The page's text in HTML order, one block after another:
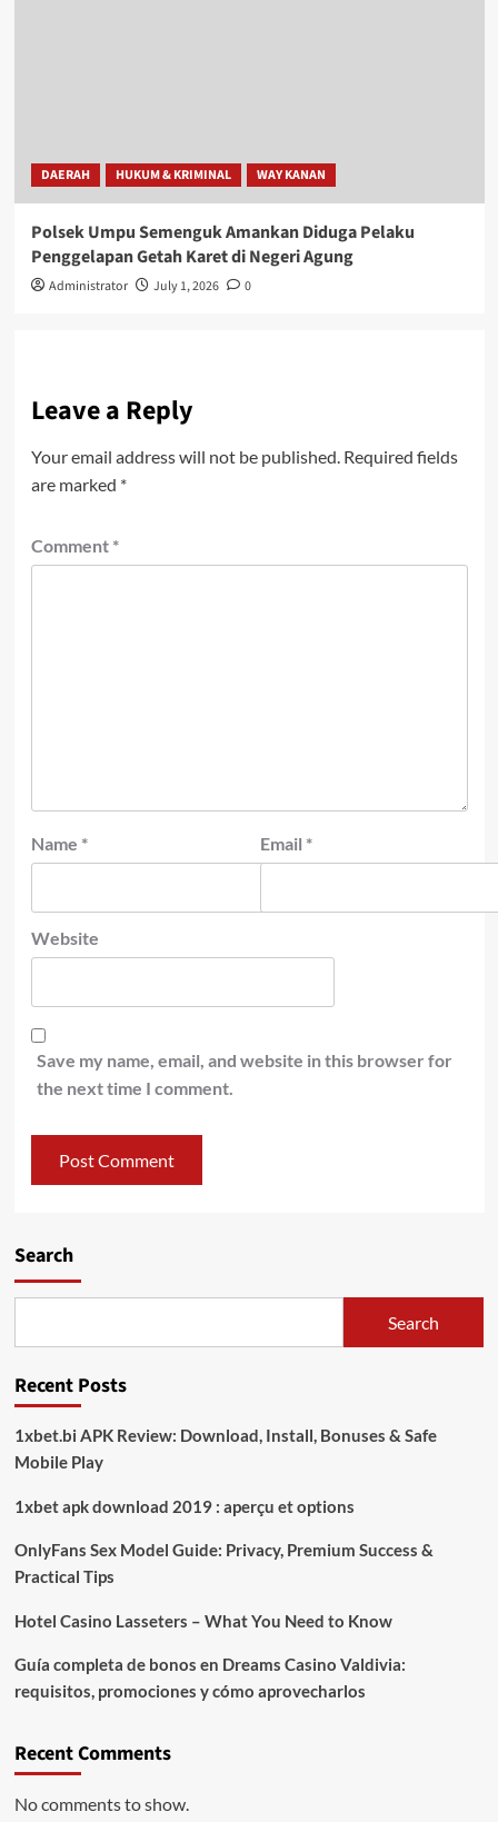
DAERAH HUKUM & KRIMINAL WAY KANAN
Polsek Umpu Semenguk Amankan Diduga Pelaku
Penggelapan Getah Karet di Negeri Agung
Administrator July 1, 2026 0
Leave a Reply
Your email address will not be published. Required fields
are marked *
Comment *
Name * Email *
Website
Save my name, email, and website in this browser for
the next time I comment.
Search
Search
Recent Posts
1xbet.bi APK Review: Download, Install, Bonuses & Safe
Mobile Play
1xbet apk download 2019 : aperçu et options
OnlyFans Sex Model Guide: Privacy, Premium Success &
Practical Tips
Hotel Casino Lasseters – What You Need to Know
Guía completa de bonos en Dreams Casino Valdivia:
requisitos, promociones y cómo aprovecharlos​
Recent Comments
No comments to show.